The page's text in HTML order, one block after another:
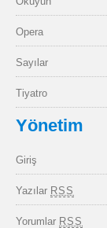
Opera
Sayılar
Tiyatro
Yönetim
Giriş
Yazılar RSS
Yorumlar RSS